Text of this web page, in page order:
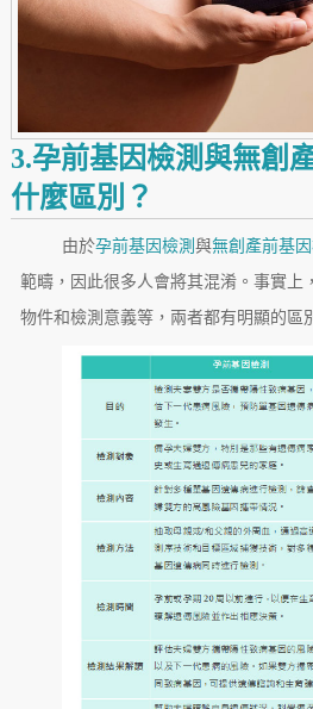
3.孕前基因檢測與無創
什麼區別？
由於孕前基因檢測 與無創產前基因
範疇，因此很多人會將其混淆。事實上
物件和檢測意義等，兩者都有明顯的區